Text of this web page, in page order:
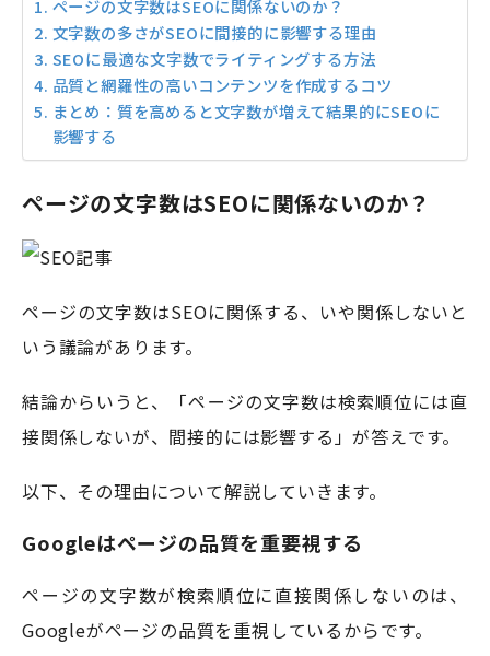
ページの文字数はSEOに関係ないのか？
文字数の多さがSEOに間接的に影響する理由
SEOに最適な文字数でライティングする方法
品質と網羅性の高いコンテンツを作成するコツ
まとめ：質を高めると文字数が増えて結果的にSEOに
影響する
ページの文字数はSEOに関係ないのか？
ページの文字数はSEOに関係する、いや関係しないと
いう議論があります。
結論からいうと、「ページの文字数は検索順位には直
接関係しないが、間接的には影響する」が答えです。
以下、その理由について解説していきます。
Googleはページの品質を重要視する
ページの文字数が検索順位に直接関係しないのは、
Googleがページの品質を重視しているからです。